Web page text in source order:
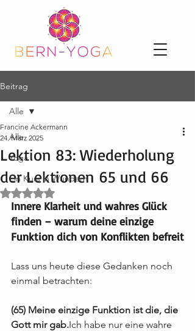
Beitrag
Alle
Yoga
Ein Kurs in Wundern
Alle
Lektion 83: Wiederholung
der Lektionen 65 und 66
Francine Ackermann
24. März 2025
Mit NaN von 5 Sternen bewertet.
Innere Klarheit und wahres Glück
finden – warum deine einzige
Funktion dich von Konflikten befreit
Lass uns heute diese Gedanken noch
einmal betrachten:
(65) Meine einzige Funktion ist die, die
Gott mir gab.Ich habe nur eine wahre